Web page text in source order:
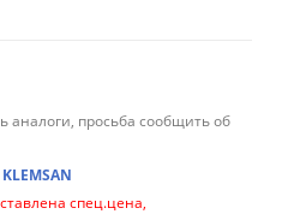
аналоги, просьба сообщить об
KLEMSAN
спец.цена,